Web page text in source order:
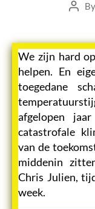
Post
We zijn hard
helpen. En
toegedane
afgelopen
catastrofale
van de
middenin
Chris Julien,
week.